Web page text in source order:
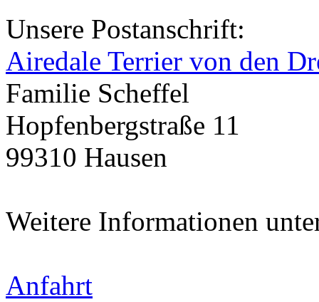
Unsere Postanschrift:
Airedale Terrier von den
Familie Scheffel
Hopfenbergstraße 11
99310 Hausen
Weitere Informationen
Anfahrt